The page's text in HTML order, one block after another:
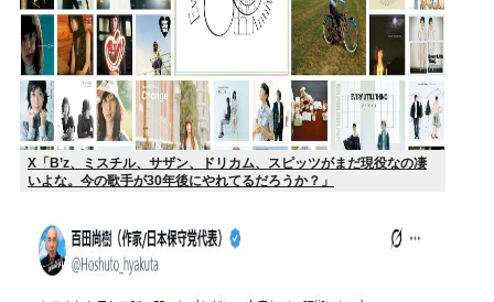
X「B’z、ミスチル、サザン、ドリカム、スピッツがまだ現役なの凄
いよな。今の歌手が30年後にやれてるだろうか？」